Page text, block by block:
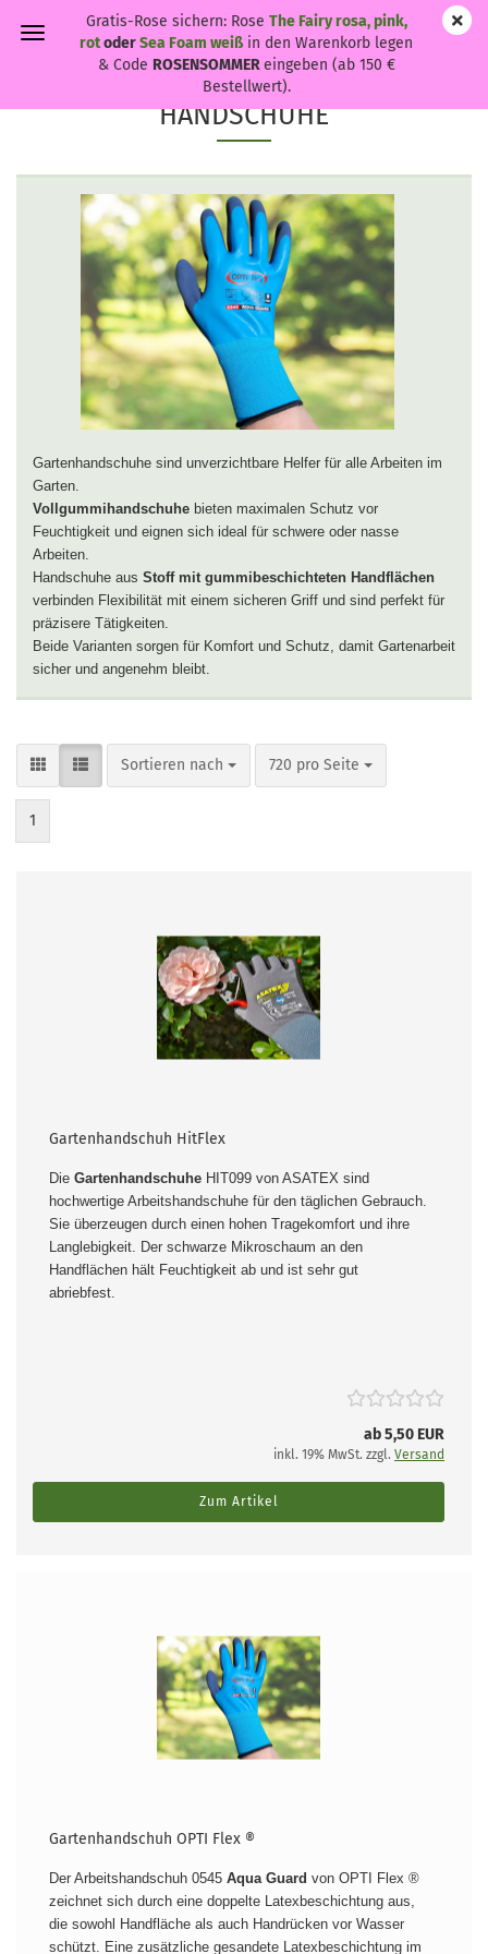
Gratis-Rose sichern: Rose The Fairy rosa, pink,
rotoderSea Foam weißin den Warenkorb legen
& Code ROSENSOMMEReingeben (ab 150 €
Bestellwert).
HANDSCHUHE
Gartenhandschuhe sind unverzichtbare Helfer für alle Arbeiten im
Garten.
Vollgummihandschuhe bieten maximalen Schutz vor
Feuchtigkeit und eignen sich ideal für schwere oder nasse
Arbeiten.
Handschuhe aus Stoff mit gummibeschichteten Handflächen
verbinden Flexibilität mit einem sicheren Griff und sind perfekt für
präzisere Tätigkeiten.
Beide Varianten sorgen für Komfort und Schutz, damit Gartenarbeit
sicher und angenehm bleibt.
Sortieren nach
Sortieren nach 720 pro Seite
pro Seite
1
Gartenhandschuh HitFlex
Die Gartenhandschuhe HIT099 von ASATEX sind
hochwertige Arbeitshandschuhe für den täglichen Gebrauch.
Sie überzeugen durch einen hohen Tragekomfort und ihre
Langlebigkeit. Der schwarze Mikroschaum an den
Handflächen hält Feuchtigkeit ab und ist sehr gut
abriebfest.
ab 5,50 EUR
inkl. 19% MwSt. zzgl. Versand
Zum Artikel
Gartenhandschuh OPTI Flex ®
Der Arbeitshandschuh 0545 Aqua Guard von OPTI Flex ®
zeichnet sich durch eine doppelte Latexbeschichtung aus,
die sowohl Handfläche als auch Handrücken vor Wasser
schützt. Eine zusätzliche gesandete Latexbeschichtung im